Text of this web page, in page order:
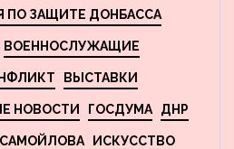
ПО ЗАЩИТЕ ДОНБАССА
ВОЕННОСЛУЖАЩИЕ
ВЫСТАВКИ
НОВОСТИ ГОСДУМА ДНР
ИСКУССТВО